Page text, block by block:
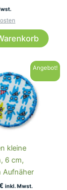
Angebot!
kleine
6 cm,
Aufnäher
Aktueller
inkl. Mwst.